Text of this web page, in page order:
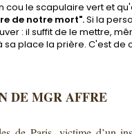
le scapulaire vert et
de notre mort".Si la
: il suffit de le mettre,
place la prière. C'est de
DE MGR AFFRE